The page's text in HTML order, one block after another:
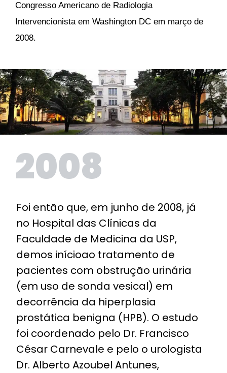
Congresso Americano de Radiologia
Intervencionista em Washington DC em março de
2008.
2008
Foi então que, em junho de 2008, já
no Hospital das Clínicas da
Faculdade de Medicina da USP,
demos inícioao tratamento de
pacientes com obstrução urinária
(em uso de sonda vesical) em
decorrência da hiperplasia
prostática benigna (HPB). O estudo
foi coordenado pelo Dr. Francisco
César Carnevale e pelo o urologista
Dr. Alberto Azoubel Antunes,